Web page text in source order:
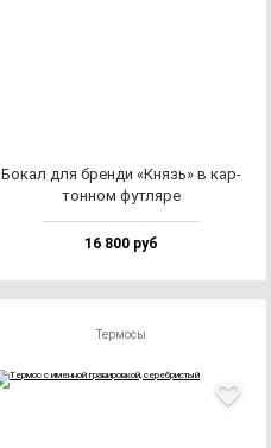
Бокал для брен­ди «Князь» в кар­
тон­ном фут­ля­ре
16 800 руб
Термосы